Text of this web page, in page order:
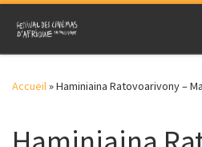
Skip to content
Accueil»Haminiaina Ratovoarivony –